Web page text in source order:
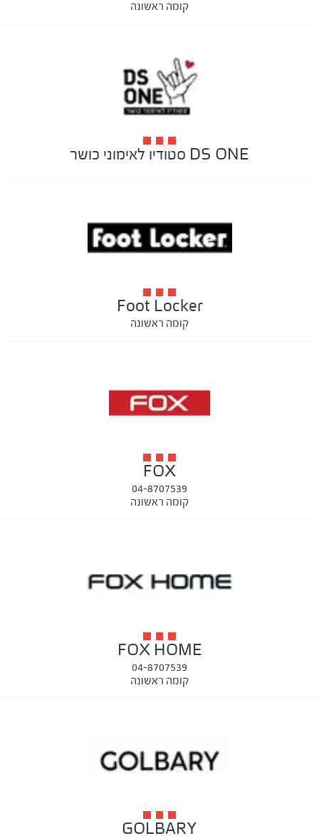
קומה ראשונה
DS ONE סטודיו לאימוני כושר
Foot Locker
קומה ראשונה
FOX
04-8707539
קומה ראשונה
FOX HOME
04-8707539
קומה ראשונה
GOLBARY